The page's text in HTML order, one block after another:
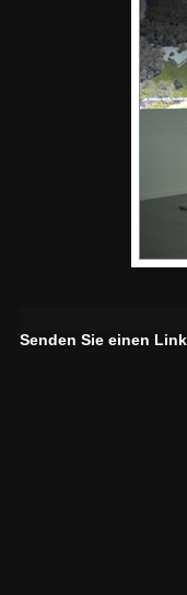
Senden Sie einen